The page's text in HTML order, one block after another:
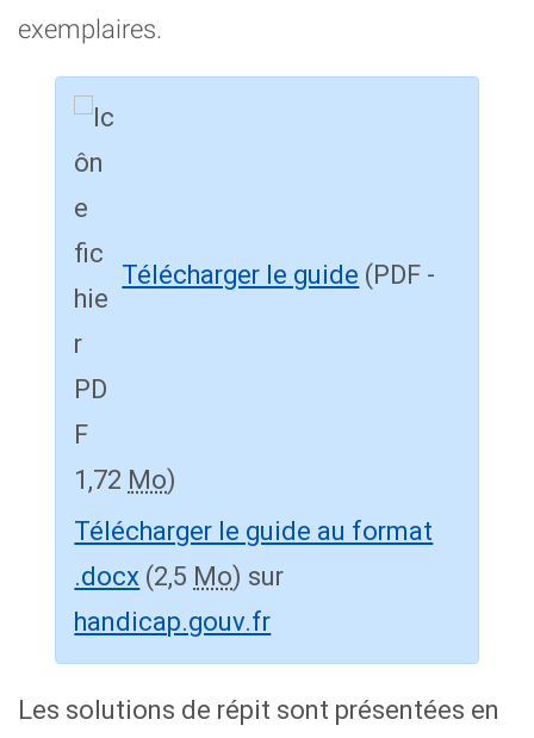
exemplaires.
Télécharger le guide (PDF -
1,72 Mo)
Télécharger le guide au format
.docx (2,5 Mo) sur
handicap.gouv.fr
Les solutions de répit sont présentées en